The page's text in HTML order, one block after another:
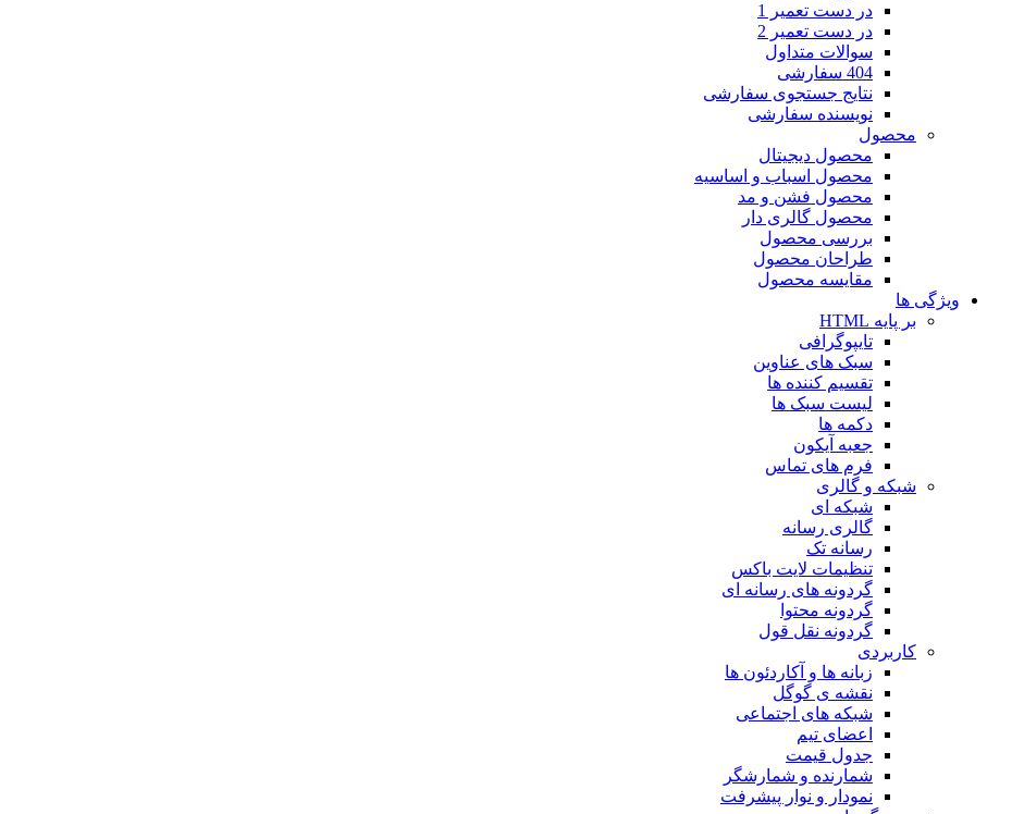
در دست تعمیر 1
در دست تعمیر 2
سوالات متداول
404 سفارشی
نتایج جستجوی سفارشی
نویسنده سفارشی
محصول
محصول دیجیتال
محصول اسباب و اساسیه
محصول فشن و مد
محصول گالری دار
بررسی محصول
طراحان محصول
مقایسه محصول
ویژگی ها
بر پایه HTML
تایپوگرافی
سبک های عناوین
تقسیم کننده ها
لیست سبک ها
دکمه ها
جعبه آیکون
فرم های تماس
شبکه و گالری
شبکه ای
گالری رسانه
رسانه تک
تنظیمات لایت باکس
گردونه های رسانه ای
گردونه محتوا
گردونه نقل قول
کاربردی
زبانه ها و آکاردئون ها
نقشه ی گوگل
شبکه های اجتماعی
اعضای تیم
جدول قیمت
شمارنده و شمارشگر
نمودار و نوار پیشرفت